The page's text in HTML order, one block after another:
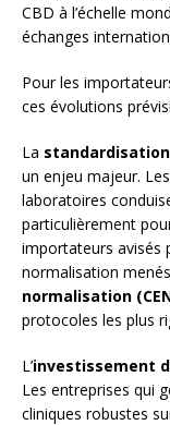
CBD à l’échelle
échanges
Pour les
ces évolutions
La
un enjeu majeur.
laboratoires
particulièrement
importateurs avisés
normalisation
normalisation
protocoles les plus
L’investissement
Les entreprises qui
cliniques robustes